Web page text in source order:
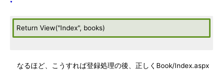
Return View("Index", books)
なるほど、こうすれば登録処理の後、正しくBook/Index.aspx